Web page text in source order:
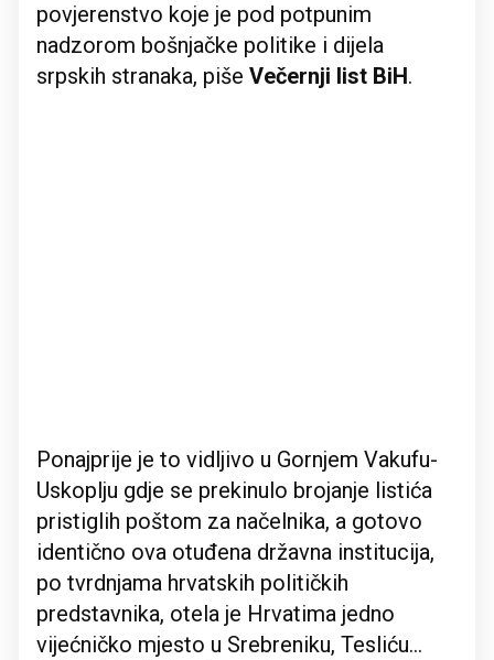
povjerenstvo koje je pod potpunim
nadzorom bošnjačke politike i dijela
srpskih stranaka, piše Večernji list BiH.
Ponajprije je to vidljivo u Gornjem Vakufu-
Uskoplju gdje se prekinulo brojanje listića
pristiglih poštom za načelnika, a gotovo
identično ova otuđena državna institucija,
po tvrdnjama hrvatskih političkih
predstavnika, otela je Hrvatima jedno
vijećničko mjesto u Srebreniku, Tesliću...